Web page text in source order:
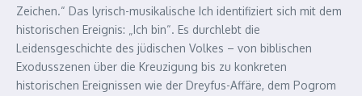
Zeichen.“ Das lyrisch-musikalische Ich identifiziert sich mit dem
historischen Ereignis: „Ich bin“. Es durchlebt die
Leidensgeschichte des jüdischen Volkes – von biblischen
Exodusszenen über die Kreuzigung bis zu konkreten
historischen Ereignissen wie der Dreyfus-Affäre, dem Pogrom